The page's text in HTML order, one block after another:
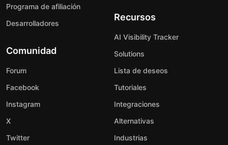
Programa de afiliación
Desarrolladores
Comunidad
Forum
Facebook
Instagram
X
Twitter
Recursos
AI Visibility Tracker
Solutions
Lista de deseos
Tutoriales
Integraciones
Alternativas
Industrias